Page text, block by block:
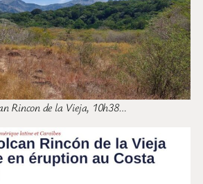
Rincon de la Vieja, 10h38…